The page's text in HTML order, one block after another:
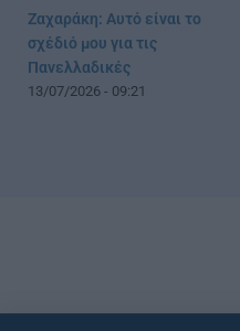
Ζαχαράκη: Αυτό είναι το
σχέδιό μου για τις
Πανελλαδικές
13/07/2026 - 09:21